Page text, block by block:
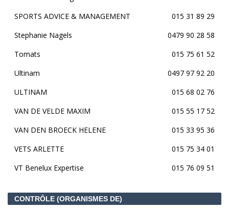
SPORTS ADVICE & MANAGEMENT
015 31 89 29
Stephanie Nagels
0479 90 28 58
Tomats
015 75 61 52
Ultinam
0497 97 92 20
ULTINAM
015 68 02 76
VAN DE VELDE MAXIM
015 55 17 52
VAN DEN BROECK HELENE
015 33 95 36
VETS ARLETTE
015 75 34 01
VT Benelux Expertise
015 76 09 51
CONTRÔLE (ORGANISMES DE)